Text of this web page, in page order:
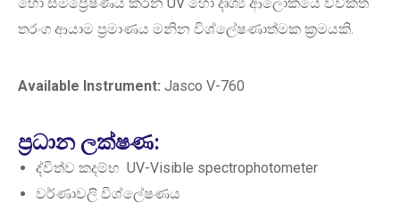
තරංග ආයාම ප්‍රමාණය මනින විශ්ලේෂණාත්මක ක්‍රමයකි.
Available Instrument: Jasco V-760
ප්‍රධාන ලක්ෂණ:
ද්විත්ව කදම්භ UV-Visible spectrophotometer
වර්ණාවලි විශ්ලේෂණය